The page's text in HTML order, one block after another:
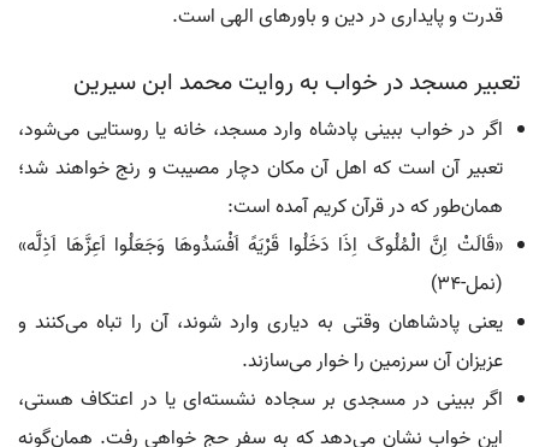
قدرت و پایداری در دین و باورهای الهی است.
تعبیر مسجد در خواب به روایت محمد ابن سیرین
اگر در خواب ببینی پادشاه وارد مسجد، خانه یا روستایی می‌شود،
تعبیر آن است که اهل آن مکان دچار مصیبت و رنج خواهند شد؛
همان‌طور که در قرآن کریم آمده است:
«قَالَتْ اِنَّ الْمُلُوکَ اِذَا دَخَلُوا قَرْیَهً اَفْسَدُوهَا وَجَعَلُوا اَعِزَّهَا اَذِلَّه»
(نمل-34)
یعنی پادشاهان وقتی به دیاری وارد شوند، آن را تباه می‌کنند و
عزیزان آن سرزمین را خوار می‌سازند.
اگر ببینی در مسجدی بر سجاده نشسته‌ای یا در اعتکاف هستی،
این خواب نشان می‌دهد که به سفر حج خواهی رفت. همان‌گونه